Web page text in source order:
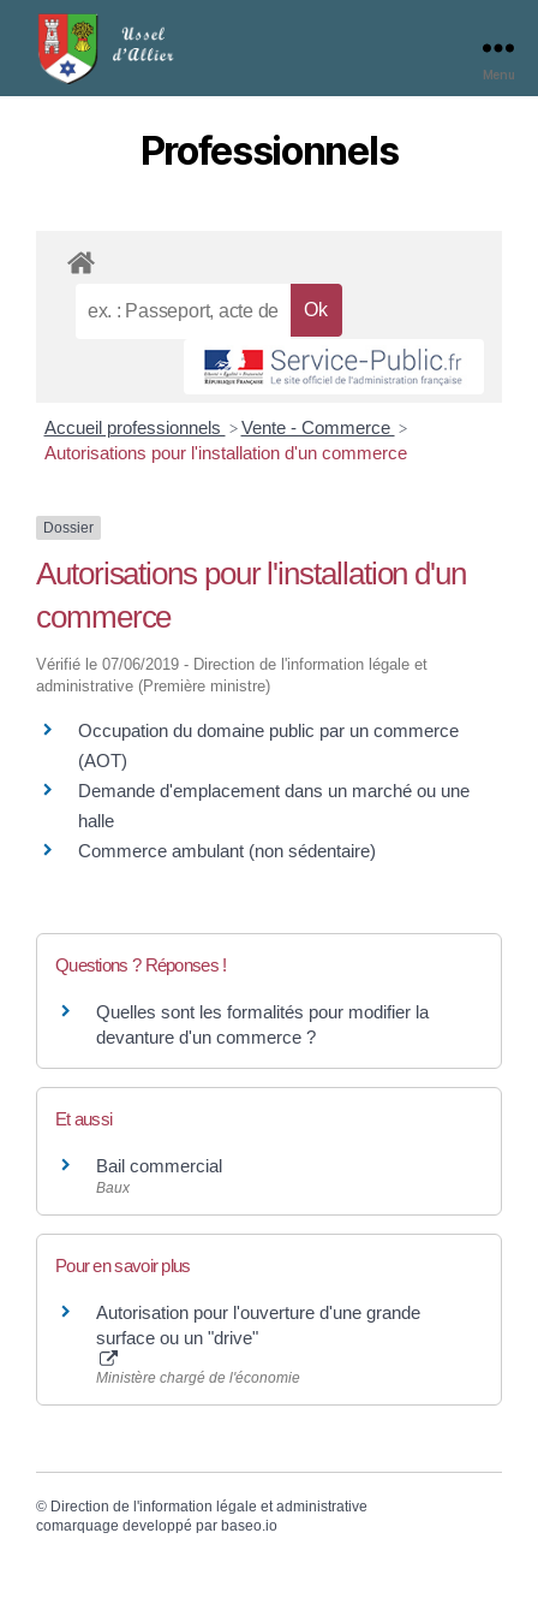
Menu
Professionnels
Accueil professionnels > Vente - Commerce >
Autorisations pour l'installation d'un commerce
Dossier
Autorisations pour l'installation d'un
commerce
Vérifié le 07/06/2019 - Direction de l'information légale et
administrative (Première ministre)
Occupation du domaine public par un commerce
(AOT)
Demande d'emplacement dans un marché ou une
halle
Commerce ambulant (non sédentaire)
Questions ? Réponses !
Quelles sont les formalités pour modifier la
devanture d'un commerce ?
Et aussi
Bail commercial
Baux
Pour en savoir plus
Autorisation pour l'ouverture d'une grande
surface ou un "drive"
Ministère chargé de l'économie
© Direction de l'information légale et administrative
comarquage developpé par baseo.io